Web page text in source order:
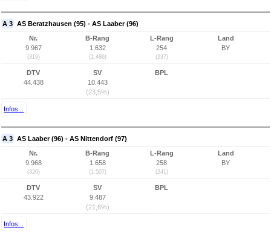
A 3 AS Beratzhausen (95) - AS Laaber (96)
Nr.
9.967
(319)
B-Rang
1.632
(1.486)
L-Rang
254
(237)
Land
BY
DTV
44.438
SV
10.443
(23,5%)
BPL
Infos...
A 3 AS Laaber (96) - AS Nittendorf (97)
Nr.
9.968
(320)
B-Rang
1.658
(1.507)
L-Rang
258
(241)
Land
BY
DTV
43.922
SV
9.487
(21,6%)
BPL
Infos...